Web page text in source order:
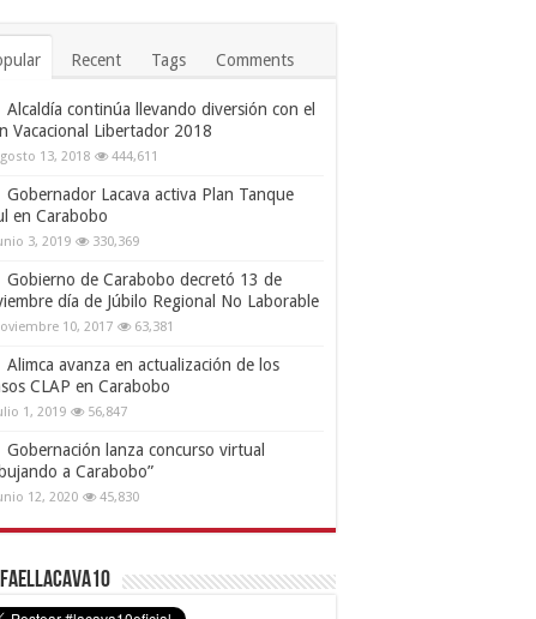
Recent Tags Comments
Alcaldía continúa llevando diversión con el
Vacacional Libertador 2018
13, 2018 444,611
Gobernador Lacava activa Plan Tanque
en Carabobo
3, 2019 330,369
Gobierno de Carabobo decretó 13 de
día de Júbilo Regional No Laborable
10, 2017 63,381
Alimca avanza en actualización de los
CLAP en Carabobo
1, 2019 56,847
Gobernación lanza concurso virtual
a Carabobo”
12, 2020 45,830